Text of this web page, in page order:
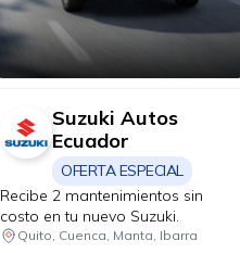
Suzuki Autos
Ecuador
OFERTA ESPECIAL
Recibe 2 mantenimientos sin
costo en tu nuevo Suzuki.
Quito, Cuenca, Manta, Ibarra